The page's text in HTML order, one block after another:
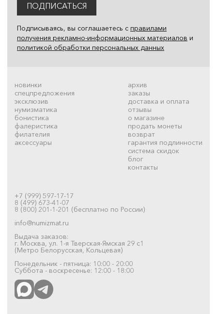
ПОДПИСАТЬСЯ
Подписываясь, вы соглашаетесь с правилами
получения рекламно-информационных материалов и
политикой обработки персональных данных
новинки
спецпредложения
эксклюзив
нумизматика
бонистика
фалеристика
филателия
аксессуары
архив
заказы
доставка и оплата
отзывы
о магазине
продать монеты
возврат
гарантия подлинности
система скидок
блог
контакты
+7 (999) 597-17-17
8 (499) 673-41-07
8 (800) 201-1-201 (бесплатно по России)
info@numizmat.ru
Выдача заказов:
г. Москва, ул. 1-я Тверская-Ямская 29 с1
(Метро Белорусская, Кольцевая)
Понедельник - пятница: 10:00 - 20:00
Суббота - воскресенье: 12:00 - 18:00